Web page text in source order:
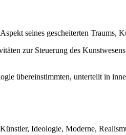
seines gescheiterten Traums,
zur Steuerung des
übereinstimmten, unterteilt in
Ideologie, Moderne,